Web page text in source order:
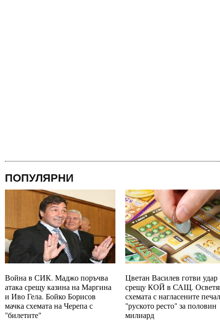
ПОПУЛЯРНИ
Война в СИК. Маджо поръчва
атака срещу казина на Маргина
и Иво Гела. Бойко Борисов
мачка схемата на Черепа с
"билетите"
Цветан Василев готви удар
срещу КОЙ в САЩ.
схемата с нагласените
"руското ресто" за половин
милиард